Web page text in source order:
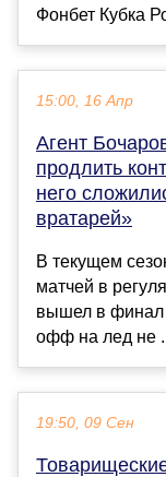
Фонбет Кубка
15:00, 16 Апр
Агент
продлить
него
вратарей»
В текущем
матчей в
вышел в финал
офф на лед не
19:50, 09 Сен